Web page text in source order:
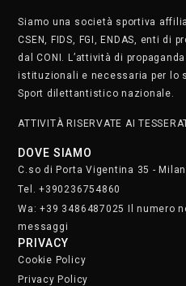
Siamo una società sportiva
CSEN, FIDS, FGI, ENDAS, enti
dal CONI. L’attività di
istituzionali e necessaria per lo
Sport dilettantistico nazionale.
ATTIVITÀ RISERVATE AI
DOVE SIAMO
C.so di Porta Vigentina 35 -
Tel. +390236754860
Wa: +39 3486487025 Il numero
messaggi
PRIVACY
Cookie Policy
Privacy Policy